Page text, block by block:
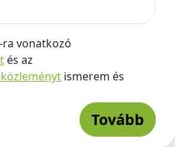
vonatkozó
és az
ismerem és
Tovább